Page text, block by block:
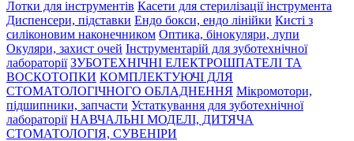
Лотки для інструментів Касети для стерилізації інструмента
Диспенсери, підставки Ендо бокси, ендо лінійки Кисті з
силіконовим наконечником Оптика, бінокуляри, лупи
Окуляри, захист очей Інструментарій для зуботехнічної
лабораторії ЗУБОТЕХНІЧНІ ЕЛЕКТРОШПАТЕЛІ ТА
ВОСКОТОПКИ КОМПЛЕКТУЮЧІ ДЛЯ
СТОМАТОЛОГІЧНОГО ОБЛАДНЕННЯ Мікромотори,
підшипники, запчасти Устаткування для зуботехнічної
лабораторії НАВЧАЛЬНІ МОДЕЛІ, ДИТЯЧА
СТОМАТОЛОГІЯ, СУВЕНІРИ